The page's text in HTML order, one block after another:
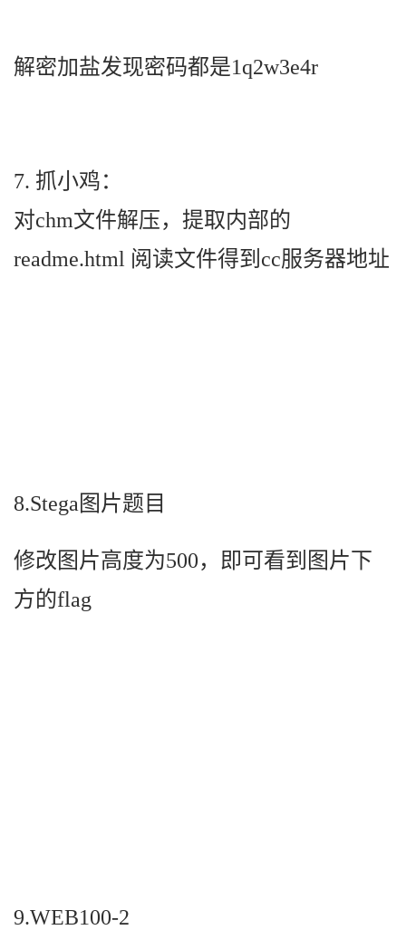
解密加盐发现密码都是1q2w3e4r
7. 抓小鸡：
对chm文件解压，提取内部的
readme.html 阅读文件得到cc服务器地址
8.Stega图片题目
修改图片高度为500，即可看到图片下
方的flag
9.WEB100-2